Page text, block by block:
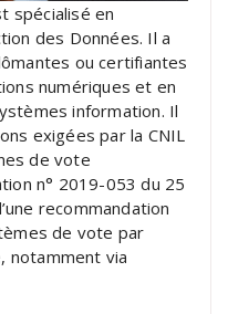
spécialisé en
des Données. Il a
ou certifiantes
numériques et en
information. Il
exigées par la CNIL
de vote
n° 2019-053 du 25
recommandation
de vote par
notamment via